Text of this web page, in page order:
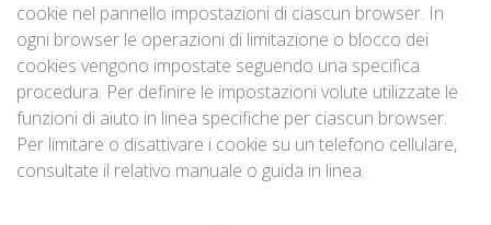
cookie nel pannello impostazioni di ciascun browser. In
ogni browser le operazioni di limitazione o blocco dei
cookies vengono impostate seguendo una specifica
procedura. Per definire le impostazioni volute utilizzate le
funzioni di aiuto in linea specifiche per ciascun browser.
Per limitare o disattivare i cookie su un telefono cellulare,
consultate il relativo manuale o guida in linea.